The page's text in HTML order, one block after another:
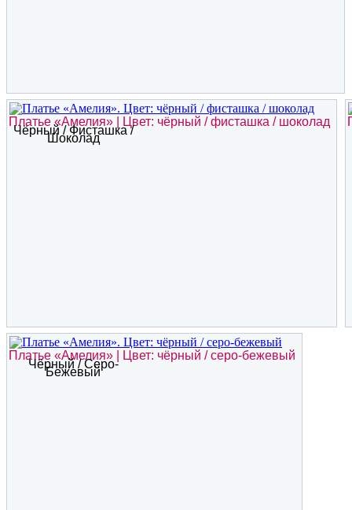
Платье «Амелия» | Цвет: чёрный / фисташка / шоколад
Чёрный / Фисташка /
Шоколад
Платье «Амелия» | Цвет: чёрный / серо-бежевый
Чёрный / Серо-
Бежевый